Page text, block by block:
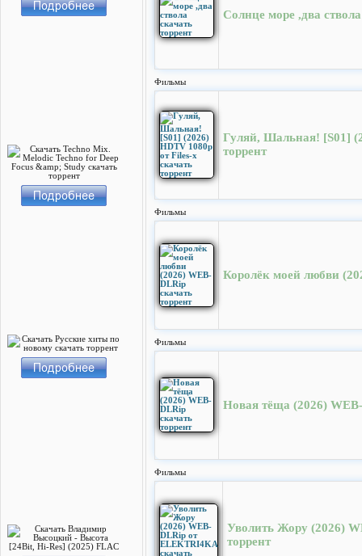
Солнце море ,два
Фильмы
Гуляй, Шальная! [S01]
торрент
Фильмы
Королёк моей любви
Фильмы
Новая тёща (2026)
Фильмы
Уволить Жору (2026)
торрент